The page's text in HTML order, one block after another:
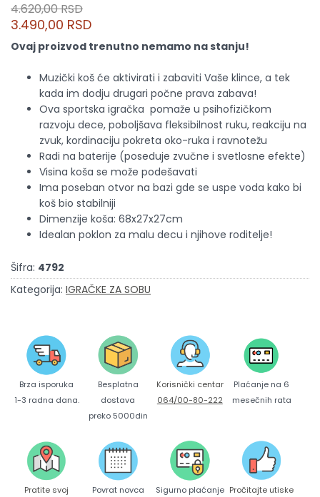
4.620,00 RSD
3.490,00 RSD
Ovaj proizvod trenutno nemamo na stanju!
Muzički koš će aktivirati i zabaviti Vaše klince, a tek
kada im dodju drugari počne prava zabava!
Ova sportska igračka pomaže u psihofizičkom
razvoju dece, poboljšava fleksibilnost ruku, reakciju na
zvuk, kordinaciju pokreta oko-ruka i ravnotežu
Radi na baterije (poseduje zvučne i svetlosne efekte)
Visina koša se može podešavati
Ima poseban otvor na bazi gde se uspe voda kako bi
koš bio stabilniji
Dimenzije koša: 68x27x27cm
Idealan poklon za malu decu i njihove roditelje!
Šifra: 4792
Kategorija: IGRAČKE ZA SOBU
Brza isporuka
1-3 radna dana.
Besplatna
dostava
preko 5000din
Korisnički centar
064/00-80-222
Plaćanje na 6
mesečnih rata
Pratite svoj
Povrat novca
Sigurno plaćanje Pročitajte utiske